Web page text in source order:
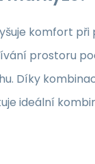
komfort při
prostoru
Díky
ideální